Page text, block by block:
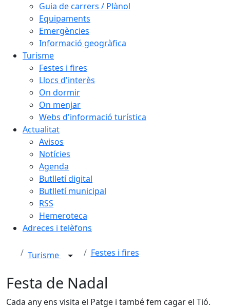
Guia de carrers / Plànol
Equipaments
Emergències
Informació geogràfica
Turisme
Festes i fires
Llocs d'interès
On dormir
On menjar
Webs d'informació turística
Actualitat
Avisos
Notícies
Agenda
Butlletí digital
Butlletí municipal
RSS
Hemeroteca
Adreces i telèfons
Turisme Festes i fires
Festa de Nadal
Cada any ens visita el Patge i també fem cagar el Tió.